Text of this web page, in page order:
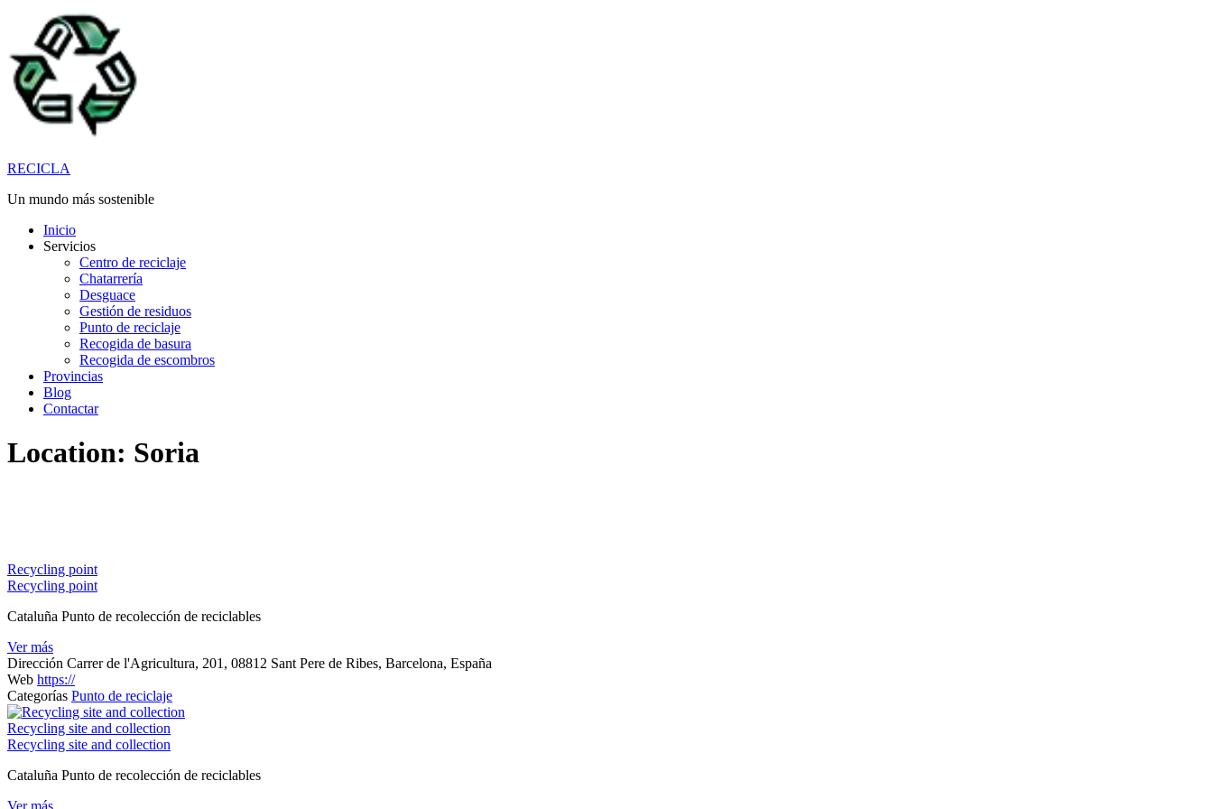
contenido
RECICLA
Un mundo más sostenible
Inicio
Servicios
Centro de reciclaje
Chatarrería
Desguace
Gestión de residuos
Punto de reciclaje
Recogida de basura
Recogida de escombros
Provincias
Blog
Contactar
Location: Soria
Recycling point
Recycling point
Cataluña Punto de recolección de reciclables
Ver más
Dirección Carrer de l'Agricultura, 201, 08812 Sant Pere de Ribes, Barcelona, España
Web https://
Categorías Punto de reciclaje
Recycling site and collection
Recycling site and collection
Cataluña Punto de recolección de reciclables
Ver más